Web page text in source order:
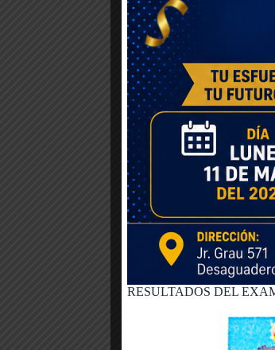
RESULTADOS DEL